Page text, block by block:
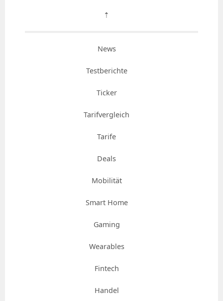
⇡
News
Testberichte
Ticker
Tarifvergleich
Tarife
Deals
Mobilität
Smart Home
Gaming
Wearables
Fintech
Handel